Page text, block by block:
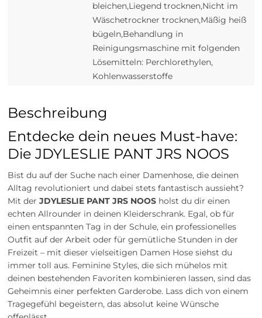
bleichen,Liegend trocknen,Nicht im
Wäschetrockner trocknen,Mäßig heiß
bügeln,Behandlung in
Reinigungsmaschine mit folgenden
Lösemitteln: Perchlorethylen,
Kohlenwasserstoffe
Beschreibung
Entdecke dein neues Must-have:
Die JDYLESLIE PANT JRS NOOS
Bist du auf der Suche nach einer Damenhose, die deinen
Alltag revolutioniert und dabei stets fantastisch aussieht?
Mit derJDYLESLIE PANT JRS NOOS holst du dir einen
echten Allrounder in deinen Kleiderschrank. Egal, ob für
einen entspannten Tag in der Schule, ein professionelles
Outfit auf der Arbeit oder für gemütliche Stunden in der
Freizeit – mit dieser vielseitigen Damen Hose siehst du
immer toll aus. Feminine Styles, die sich mühelos mit
deinen bestehenden Favoriten kombinieren lassen, sind das
Geheimnis einer perfekten Garderobe. Lass dich von einem
Tragegefühl begeistern, das absolut keine Wünsche